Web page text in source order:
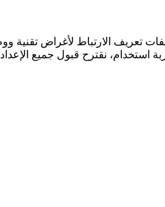
تعريف الارتباط لأغراض تقنية
استخدام، نقترح قبول جميع